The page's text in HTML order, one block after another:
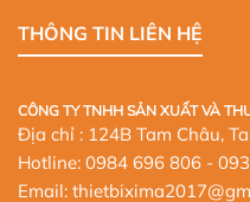
THÔNG TIN LIÊN HỆ
CÔNG TY TNHH SẢN XUẤT VÀ
Địa chỉ : 124B Tam Châu,
Hotline: 0984 696 806 -
Email: